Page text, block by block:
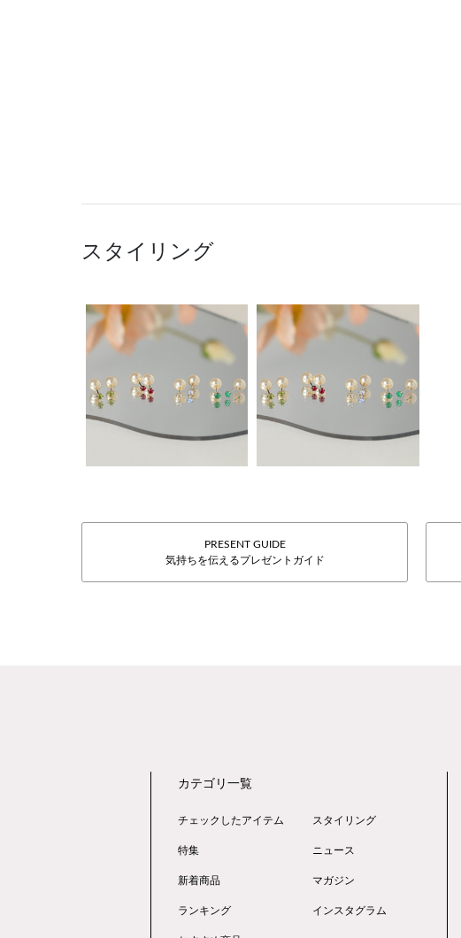
スタイリング
PRESENT GUIDE
気持ちを伝えるプレゼントガイド
カテゴリ一覧
チェックしたアイテム
特集
新着商品
ランキング
スタイリング
ニュース
マガジン
インスタグラム